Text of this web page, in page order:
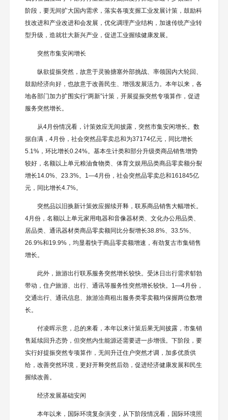
阶段，要无间扩大国内需求，落实各项支握工业发展计策，鼓励科
技改进和产业改进和会发展，优化调理产业结构，加速传统产业转
型升级，造就壮大新兴产业，促进工业握续健康发展。
突然市集安闲增长
纵欲提振突然，故意于灵验搪塞外部挑战、率领国内大轮回、
鼓励经济向好，也故意于改善民生、增强发展活力。本年以来，各
地各部门加力扩围实行“两新”计策，开展提振突然专项算作，促进
服务突然增长。
从4月份情况看，计策效应无间披露，突然市集安闲增长。数
据自满，4月份，社会突然品零卖总和为37174亿元，同比增长
5.1%，环比增长0.24%。基本生计类和部分升级类商品销售增势
较好，名额以上单元粮油食物类、体育文娱用品类商品零卖额分裂
增长14.0%、23.3%。1—4月份，社会突然品零卖总和161845亿
元，同比增长4.7%。
突然品以旧换新计策效应握续开释，联系商品销售大幅增长。
4月份，名额以上单元家用电器和音像器材类、文化办公用品类、
居品类、通讯器材类商品零卖额同比分裂增长38.8%、33.5%、
26.9%和19.9%，均显着快于商品零卖额增速，有劲复古市集销售
增长。
此外，旅游出行联系服务突然增长较快。受沐日出行需求郁勃
带动，住户旅游、出行、通讯等服务性突然增长较快。1—4月份，
交通出行、通讯信息、旅游洽商租出服务类零卖额均保握两位数增
长。
付凌晖示意，总的来看，本年以来计策后果无间披露，市集销
售延续回升态势，但突然内生能源还需要进一步增强。下阶段，要
实行好提振突然专项算作，无间升迁住户突然才调，加多优质供
给，改善突然环境，更好开释突然后劲，促进经济健康发展和民生
握续改善。
经济发展基础安闲
本年以来，国际环境复杂演变，从下阶段情况看，国际环境照